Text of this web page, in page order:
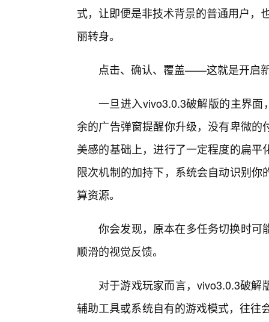
式，让即便是非技术背景的普通用户，
丽转身。
点击、确认、覆盖——这就是开启
一旦进入vivo3.0.3破解版的主界面
余的广告弹窗提醒你升级，没有卑微
美感的基础上，进行了一定程度的扁
限次机制的加持下，系统会自动识别
算资源。
你会发现，原本在多任务切换时可
顺滑的视觉反馈。
对于游戏玩家而言，vivo3.0.3破
辅助工具或系统自有的游戏模式，往往